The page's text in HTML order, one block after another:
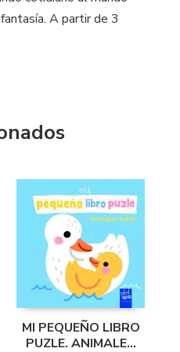
A partir de 3
MI PEQUEÑO LIBRO
PUZLE. ANIMALES